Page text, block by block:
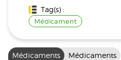
Tag(s) :
Médicament
Médicaments Médicaments